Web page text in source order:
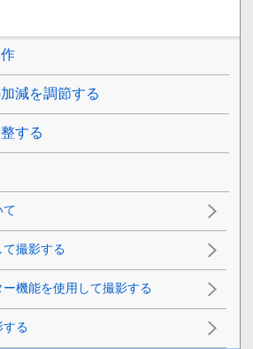
減を調節する
する
て
撮影する
機能を使用して撮影する
する